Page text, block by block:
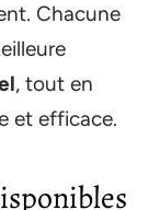
Chacune
, tout en
et efficace.